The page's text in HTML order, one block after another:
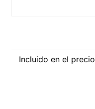
Incluido en el precio